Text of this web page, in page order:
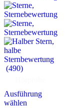
(490)
Ausführung
wählen